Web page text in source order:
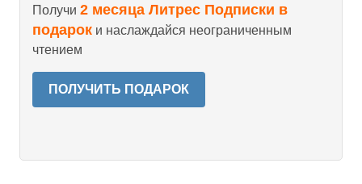
Получи 2 месяца Литрес Подписки в
подарок и наслаждайся неограниченным
чтением
ПОЛУЧИТЬ ПОДАРОК